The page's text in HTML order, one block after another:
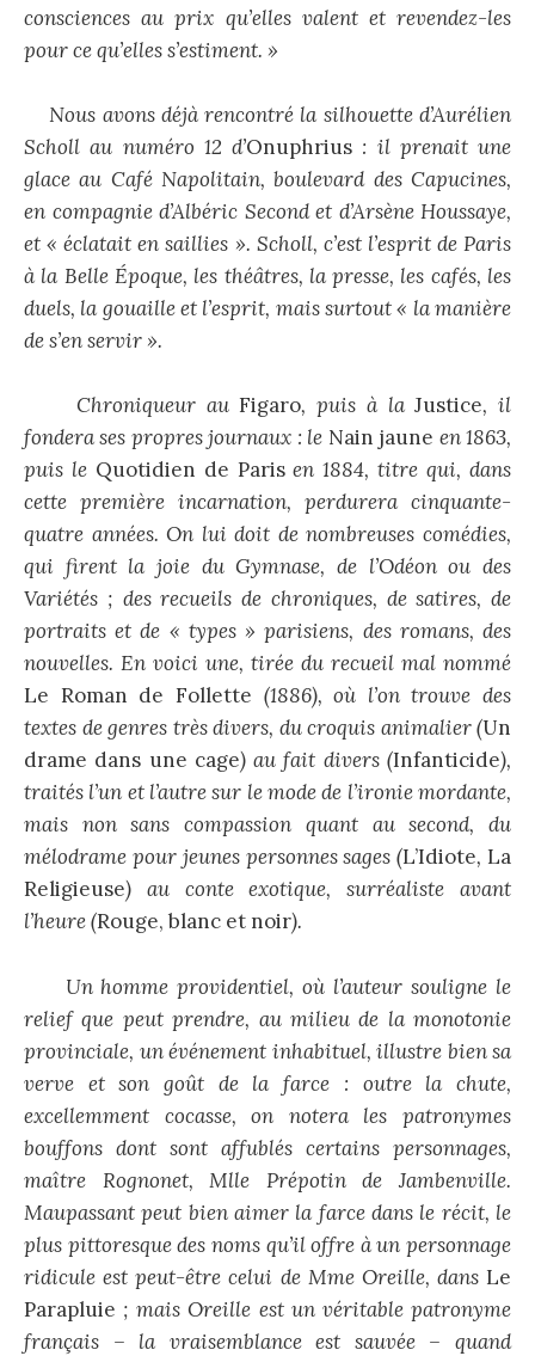
consciences au prix qu’elles valent et revendez-les
pour ce qu’elles s’estiment. »
Nous avons déjà rencontré la silhouette d’Aurélien
Scholl au numéro 12 d’Onuphrius : il prenait une
glace au Café Napolitain, boulevard des Capucines,
en compagnie d’Albéric Second et d’Arsène Houssaye,
et « éclatait en saillies ». Scholl, c’est l’esprit de Paris
à la Belle Époque, les théâtres, la presse, les cafés, les
duels, la gouaille et l’esprit, mais surtout « la manière
de s’en servir ».
Chroniqueur auFigaro, puis à laJustice, il
fondera ses propres journaux : le Nain jaune en 1863,
puis le Quotidien de Parisen 1884, titre qui, dans
cette première incarnation, perdurera cinquante-
quatre années. On lui doit de nombreuses comédies,
qui firent la joie du Gymnase, de l’Odéon ou des
Variétés ; des recueils de chroniques, de satires, de
portraits et de « types » parisiens, des romans, des
nouvelles. En voici une, tirée du recueil mal nommé
Le Roman de Follette (1886), où l’on trouve des
textes de genres très divers, du croquis animalier (Un
drame dans une cage) au fait divers (Infanticide),
traités l’un et l’autre sur le mode de l’ironie mordante,
mais non sans compassion quant au second, du
mélodrame pour jeunes personnes sages (L’Idiote,La
Religieuse) au conte exotique, surréaliste avant
l’heure (Rouge, blanc et noir).
Un homme providentiel, où l’auteur souligne le
relief que peut prendre, au milieu de la monotonie
provinciale, un événement inhabituel, illustre bien sa
verve et son goût de la farce : outre la chute,
excellemment cocasse, on notera les patronymes
bouffons dont sont affublés certains personnages,
maître Rognonet, Mlle Prépotin de Jambenville.
Maupassant peut bien aimer la farce dans le récit, le
plus pittoresque des noms qu’il offre à un personnage
ridicule est peut-être celui de Mme Oreille, dans Le
Parapluie ; mais Oreille est un véritable patronyme
français – la vraisemblance est sauvée – quand